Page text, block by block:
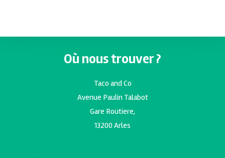
Où nous trouver ?
Taco and Co
Avenue Paulin Talabot
Gare Routiere,
13200 Arles